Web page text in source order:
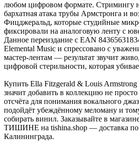
любом цифровом формате. Стримингу
бархатная атака трубы Армстронга и
Фицджеральд, которые студийные
фиксировали на аналоговую ленту с
Данное переиздание с EAN
Elemental Music и спрессовано с
мастер-лентам — результат звучит
цифровой стерильности, которая
Купить Ella Fitzgerald & Louis
значит добавить в коллекцию не
отсчёта для понимания вокального
подойдёт убеждённому меломану и
собирать винил. Заказывайте в
ТИШИНЕ на tishina.shop — доставка по
Калининграда.